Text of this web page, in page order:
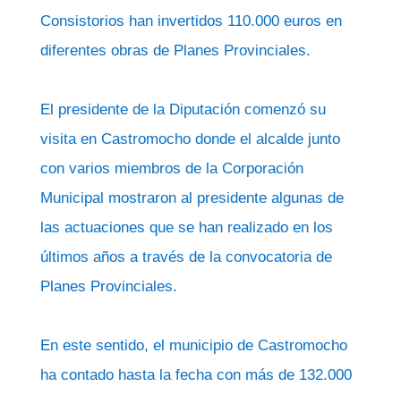
Consistorios han invertidos 110.000 euros en
diferentes obras de Planes Provinciales.
El presidente de la Diputación comenzó su
visita en Castromocho donde el alcalde junto
con varios miembros de la Corporación
Municipal mostraron al presidente algunas de
las actuaciones que se han realizado en los
últimos años a través de la convocatoria de
Planes Provinciales.
En este sentido, el municipio de Castromocho
ha contado hasta la fecha con más de 132.000